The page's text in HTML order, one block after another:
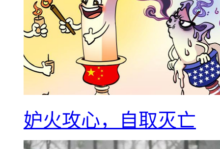
妒火攻心，自取灭亡